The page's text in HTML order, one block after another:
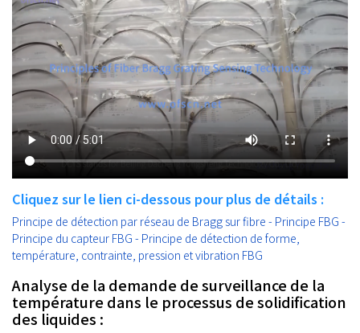
Cliquez sur le lien ci-dessous pour plus de détails :
Principe de détection par réseau de Bragg sur fibre - Principe FBG -
Principe du capteur FBG - Principe de détection de forme,
température, contrainte, pression et vibration FBG
Analyse de la demande de surveillance de la
température dans le processus de solidification
des liquides :